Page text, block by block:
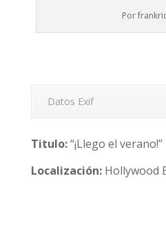
Por
Datos Exif
Titulo:“¡Llego el verano!”
Localización: Hollywood